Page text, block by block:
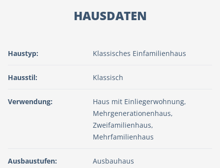
HAUSDATEN
Haustyp: Klassisches Einfamilienhaus
Hausstil: Klassisch
Verwendung:
Haus mit Einliegerwohnung,
Mehrgenerationenhaus,
Zweifamilienhaus,
Mehrfamilienhaus
Ausbaustufen: Ausbauhaus